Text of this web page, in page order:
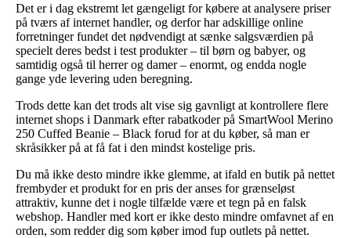
Det er i dag ekstremt let gængeligt for købere at analysere priser
på tværs af internet handler, og derfor har adskillige online
forretninger fundet det nødvendigt at sænke salgsværdien på
specielt deres bedst i test produkter – til børn og babyer, og
samtidig også til herrer og damer – enormt, og endda nogle
gange yde levering uden beregning.
Trods dette kan det trods alt vise sig gavnligt at kontrollere flere
internet shops i Danmark efter rabatkoder på SmartWool Merino
250 Cuffed Beanie – Black forud for at du køber, så man er
skråsikker på at få fat i den mindst kostelige pris.
Du må ikke desto mindre ikke glemme, at ifald en butik på nettet
frembyder et produkt for en pris der anses for grænseløst
attraktiv, kunne det i nogle tilfælde være et tegn på en falsk
webshop. Handler med kort er ikke desto mindre omfavnet af en
orden, som redder dig som køber imod fup outlets på nettet.